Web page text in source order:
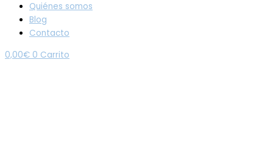
Quiénes somos
Blog
Contacto
0,00€ 0 Carrito